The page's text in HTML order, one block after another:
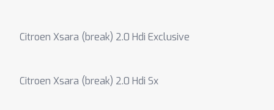
Citroen Xsara (break) 2.0 Hdi Exclusive
Citroen Xsara (break) 2.0 Hdi Sx